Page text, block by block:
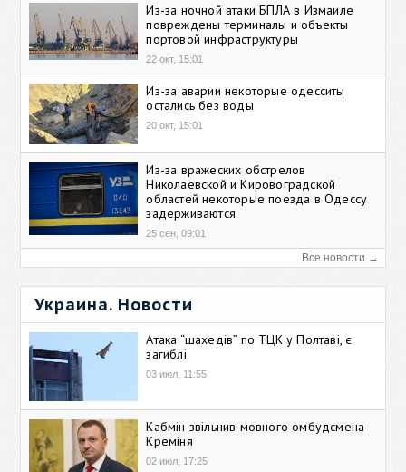
Из-за ночной атаки БПЛА в Измаиле
повреждены терминалы и объекты
портовой инфраструктуры
22 окт, 15:01
Из-за аварии некоторые одесситы
остались без воды
20 окт, 15:01
Из-за вражеских обстрелов
Николаевской и Кировоградской
областей некоторые поезда в Одессу
задерживаются
25 сен, 09:01
Все новости →
Украина. Новости
Атака “шахедів” по ТЦК у Полтаві, є
загиблі
03 июл, 11:55
Кабмін звільнив мовного омбудсмена
Креміня
02 июл, 17:25